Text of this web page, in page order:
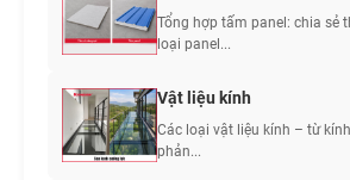
Tổng hợp tấm panel: chia sẻ
loại panel...
Vật liệu kính
Các loại vật liệu kính – từ
phản...